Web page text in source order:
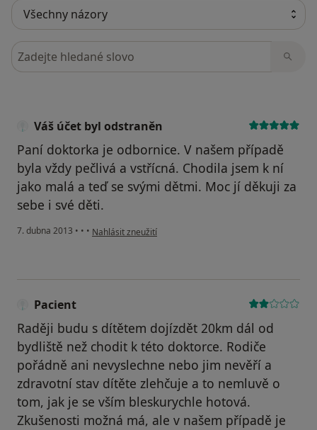
Hledejte v názorech
Váš účet byl odstraněn
Paní doktorka je odbornice. V našem případě
byla vždy pečlivá a vstřícná. Chodila jsem k ní
jako malá a teď se svými dětmi. Moc jí děkuji za
sebe i své děti.
7. dubna 2013 • • • podle názoru uživatele Váš účet byl odstraněn
Nahlásit zneužití
Pacient
Raději budu s dítětem dojízdět 20km dál od
bydliště než chodit k této doktorce. Rodiče
pořádně ani nevyslechne nebo jim nevěří a
zdravotní stav dítěte zlehčuje a to nemluvě o
tom, jak je se vším bleskurychle hotová.
Zkušenosti možná má, ale v našem případě je